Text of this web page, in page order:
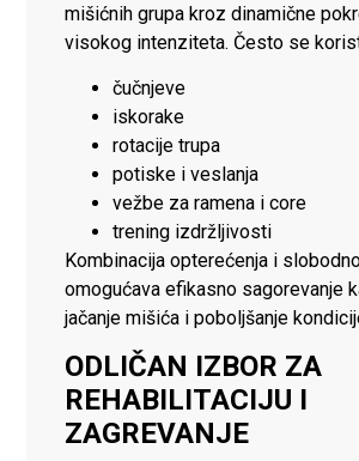
mišićnih grupa kroz dinamične
visokog intenziteta. Često se
čučnjeve
iskorake
rotacije trupa
potiske i veslanja
vežbe za ramena i core
trening izdržljivosti
Kombinacija opterećenja i
omogućava efikasno sagorevanje
jačanje mišića i poboljšanje
ODLIČAN IZBOR ZA
REHABILITACIJU I
ZAGREVANJE